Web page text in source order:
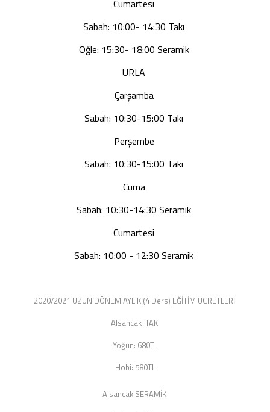
Cumartesi
Sabah: 10:00- 14:30 Takı
Öğle: 15:30- 18:00 Seramik
URLA
Çarşamba
Sabah: 10:30-15:00 Takı
Perşembe
Sabah: 10:30-15:00 Takı
Cuma
Sabah: 10:30-14:30 Seramik
Cumartesi
Sabah: 10:00 - 12:30 Seramik
2020/2021 UZUN DÖNEM AYLIK (4 Ders) EĞİTİM ÜCRETLERİ
Alsancak TAKI
Yoğun: 680TL
Hobi: 580TL
Alsancak SERAMİK